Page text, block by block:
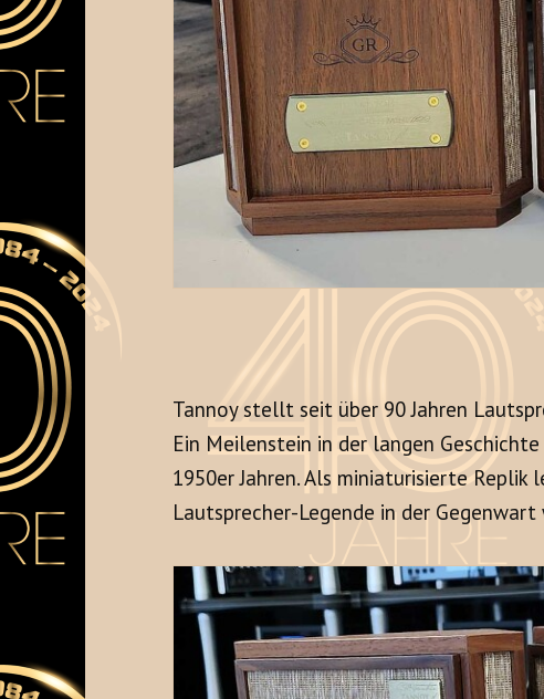
Tannoy stellt seit über 90 Jahren
Ein Meilenstein in der langen
1950er Jahren. Als miniaturisierte Replik
Lautsprecher-Legende in der Gegenwart